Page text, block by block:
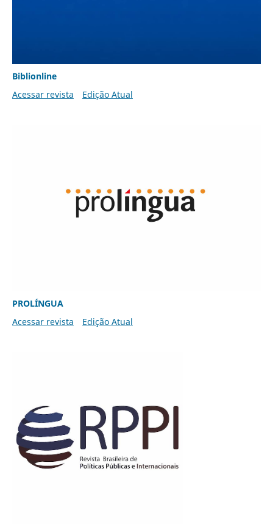
Biblionline
Acessar revista
Edição Atual
PROLÍNGUA
Acessar revista
Edição Atual